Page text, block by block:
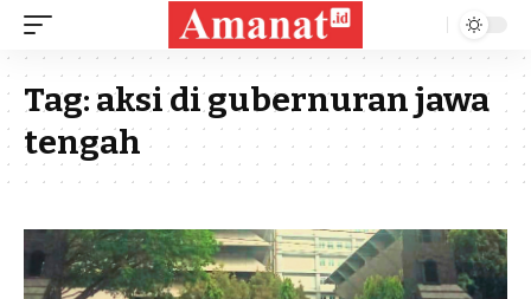
Tag:aksi di gubernuran jawa
tengah